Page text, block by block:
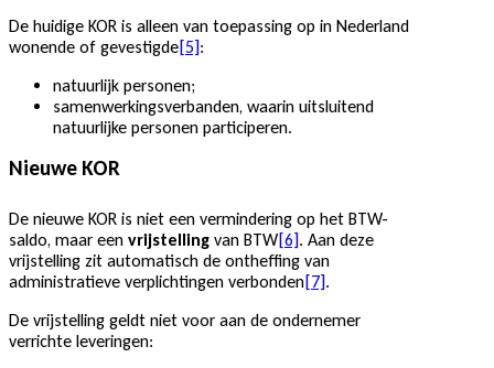
De huidige KOR is alleen van toepassing op in Nederland
wonende of gevestigde[5]:
natuurlijk personen;
samenwerkingsverbanden, waarin uitsluitend
natuurlijke personen participeren.
Nieuwe KOR
De nieuwe KOR is niet een vermindering op het BTW-
saldo, maar een vrijstelling van BTW[6]. Aan deze
vrijstelling zit automatisch de ontheffing van
administratieve verplichtingen verbonden[7].
De vrijstelling geldt niet voor aan de ondernemer
verrichte leveringen: